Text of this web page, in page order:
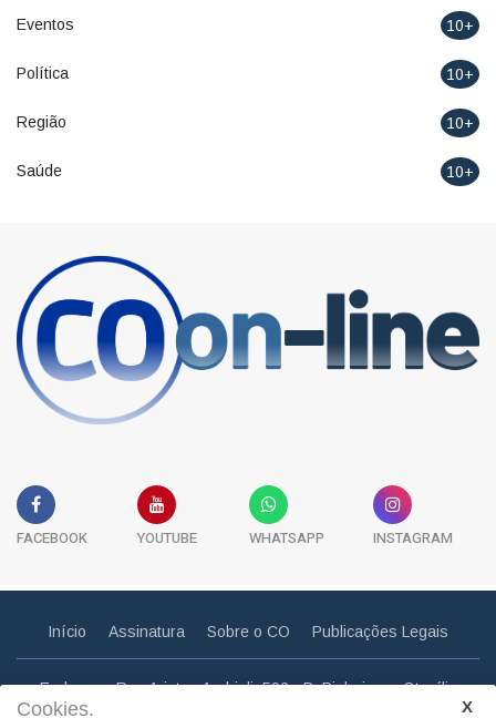
Cookies.
Eventos 10+
Política 10+
Região 10+
Saúde 10+
FACEBOOK YOUTUBE WHATSAPP INSTAGRAM
Início Assinatura Sobre o CO Publicações Legais
Endereço: Rua Aristeu Andrioli, 592 - B. Pinheiros - Otacílio